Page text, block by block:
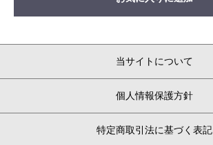
当サイトについて
個人情報保護方針
特定商取引法に基づく表記